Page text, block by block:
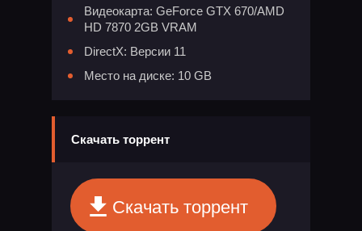
Видеокарта: GeForce GTX 670/AMD
HD 7870 2GB VRAM
DirectX: Версии 11
Место на диске: 10 GB
Скачать торрент
Скачать торрент